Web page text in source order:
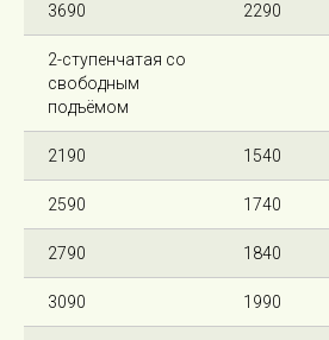
3690 2290
2-ступенчатая со
свободным
подъёмом
2190 1540
2590 1740
2790 1840
3090 1990